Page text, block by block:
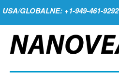
USA/GLOBALNE: +1-949-461-9292